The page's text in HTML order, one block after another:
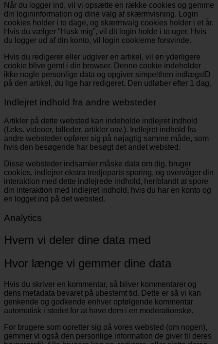
Når du logger ind, vil vi opsætte en række cookies og gemme
din logininformation og dine valg af skærmvisning. Login
cookies holder i to dage, og skærmvalg cookies holder i et år.
Hvis du vælger “Husk mig”, vil dit login holde i to uger. Hvis
du logger ud af din konto, vil login cookierne forsvinde.
Hvis du redigerer eller udgiver en artikel, vil en yderligere
cookie blive gemt i din browser. Denne cookie indeholder
ikke nogle personlige data og opgiver simpelthen indlægsID
på den artikel, du lige har redigeret. Den udløber efter 1 dag.
Indlejret indhold fra andre websteder
Artikler på dette websted kan indeholde indlejret indhold
(f.eks. videoer, billeder, artikler osv.). Indlejret indhold fra
andre websteder opfører sig på nøjagtig samme måde, som
hvis den besøgende har besøgt det andet websted.
Disse websteder indsamler måske data om dig, bruger
cookies, indlejrer ekstra tredjeparts sporing, og overvåger din
interaktion med dette indlejrede indhold, heriblandt at spore
din interaktion med indlejret indhold, hvis du har en konto og
en logget ind på det websted.
Analytics
Hvem vi deler dine data med
Hvor længe vi gemmer dine data
Hvis du skriver en kommentar, så bliver kommentarer og
dens metadata bevaret på ubestemt tid. Dette er så vi kan
genkende og godkende enhver opfølgende kommentar
automatisk i stedet for at have dem i en moderationskø.
For brugere som opretter sig på vores websted (om nogen),
gemmer vi også den personlige information de giver til deres